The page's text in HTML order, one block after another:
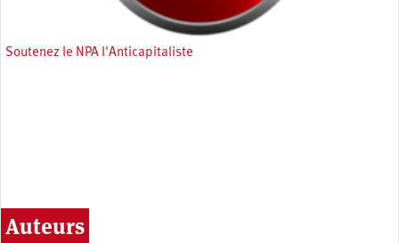
Soutenez le NPA l'Anticapitaliste
Auteurs